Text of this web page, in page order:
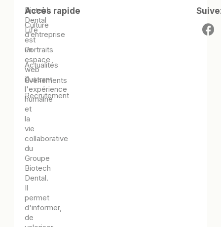
Biotech
Dental
Life
est
un
espace
web
illustrant
l'expérience
humaine
et
la
vie
collaborative
du
Groupe
Biotech
Dental.
Il
permet
d'informer,
de
Accès rapide
Culture
d’entreprise
Portraits
Actualités
Évènements
Recrutement